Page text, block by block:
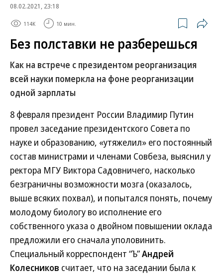
08.02.2021, 23:18
114K 10 мин.
Без полставки не разберешься
Как на встрече с президентом реорганизация
всей науки померкла на фоне реорганизации
одной зарплаты
8 февраля президент России Владимир Путин
провел заседание президентского Совета по
науке и образованию, «утяжелил» его постоянный
состав министрами и членами Совбеза, выяснил у
ректора МГУ Виктора Садовничего, насколько
безграничны возможности мозга (оказалось,
выше всяких похвал), и попытался понять, почему
молодому биологу во исполнение его
собственного указа о двойном повышении оклада
предложили его сначала уполовинить.
Специальный корреспондент “Ъ”Андрей
Колесников считает, что на заседании была к